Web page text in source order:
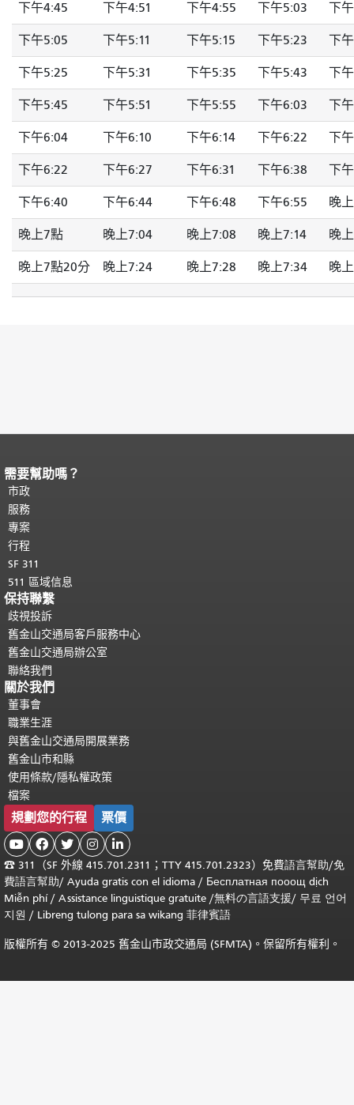
下午4:45 下午4:51 下午4:55 下午5:03 下
下午5:05 下午5:11 下午5:15 下午5:23 下
下午5:25 下午5:31 下午5:35 下午5:43 下
下午5:45 下午5:51 下午5:55 下午6:03 下
下午6:04 下午6:10 下午6:14 下午6:22 下
下午6:22 下午6:27 下午6:31 下午6:38 下
下午6:40 下午6:44 下午6:48 下午6:55 晚
晚上7點 晚上7:04 晚上7:08 晚上7:14 晚
晚上7點20分 晚上7:24 晚上7:28 晚上7:34 晚
頁面內容結束。
都會重複顯示。
需要幫助嗎？
市政
服務
專案
行程
SF 311
511 區域信息
保持聯繫
歧視投訴
舊金山交通局客戶服務中心
舊金山交通局辦公室
聯絡我們
關於我們
董事會
職業生涯
與舊金山交通局開展業務
舊金山市和縣
使用條款/隱私權政策
檔案
規劃您的行程 票價
    
☎ 311（SF 外線 415.701.2311；TTY 415.701.2323）免費語言幫助/免
費語言幫助/ Ayuda gratis con el idioma / Бесплатная пооощ dịch
Miễn phí/ Assistance linguistique gratuite /無料の言語支援/ 무료 언어
지원 / Libreng tulong para sa wikang 菲律賓語
版權所有 © 2013-2025 舊金山市政交通局 (SFMTA)。保留所有權利。